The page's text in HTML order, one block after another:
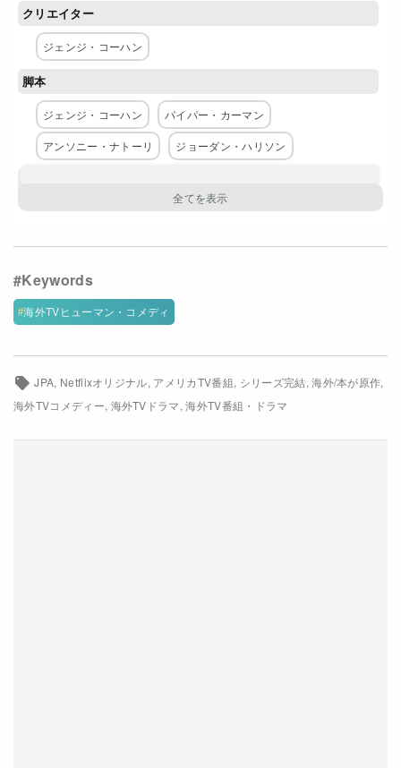
閉じる
ジェンジ・コーハン
ジェンジ・コーハン パイパー・カーマン
アンソニー・ナトーリ ジョーダン・ハリソン
全てを表示
テイラー・シリング
ケイト・マルグルー
ローラ・プリポン ジェイソン・ビッグス
ナターシャ・リオン
ウゾ・アドゥーバ ダニエル・ブルックス
Netflix
海外TVヒューマン・コメディ
JPA Netflixオリジナル アメリカTV番組 シリーズ完結 海外/本が原作
海外TVコメディー 海外TVドラマ 海外TV番組・ドラマ